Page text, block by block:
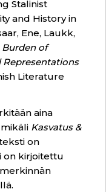
Stalinist
and History in
Ene, Laukk,
Burden of
Literature
aina
mikäli Kasvatus &
on
on kirjoitettu